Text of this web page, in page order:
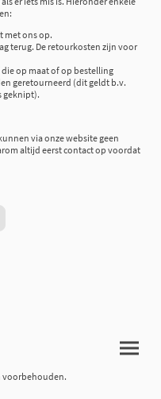
met ons op.
terug. De retourkosten zijn voor
op maat of op bestelling
geretourneerd (dit geldt b.v.
geknipt).
via onze website geen
altijd eerst contact op voordat
voorbehouden.